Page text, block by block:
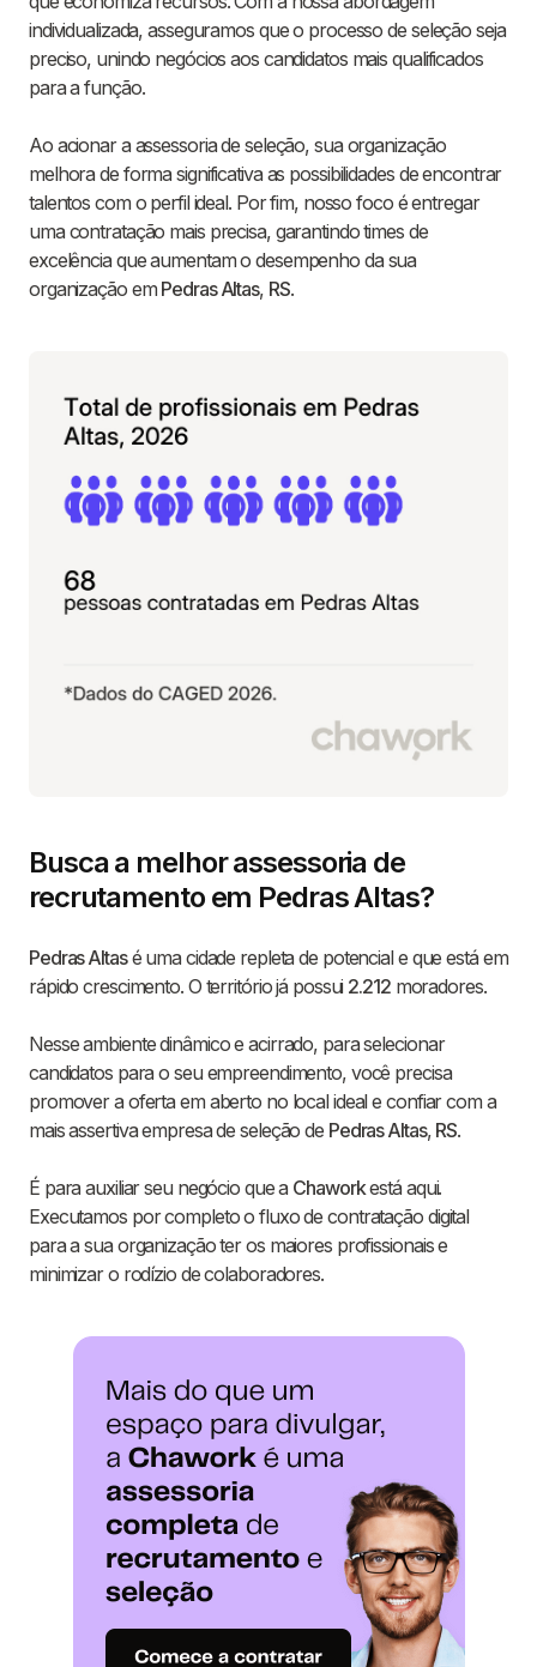
individualizada, asseguramos que o processo de seleção seja
preciso, unindo negócios aos candidatos mais qualificados
para a função.
Ao acionar a assessoria de seleção, sua organização
melhora de forma significativa as possibilidades de encontrar
talentos com o perfil ideal. Por fim, nosso foco é entregar
uma contratação mais precisa, garantindo times de
excelência que aumentam o desempenho da sua
organização em Pedras Altas, RS.
Busca a melhor assessoria de
recrutamento em Pedras Altas?
Pedras Altasé uma cidade repleta de potencial e que está em
rápido crescimento. O território já possui 2.212moradores.
Nesse ambiente dinâmico e acirrado, para selecionar
candidatos para o seu empreendimento, você precisa
promover a oferta em aberto no local ideal e confiar com a
mais assertiva empresa de seleção de Pedras Altas, RS.
É para auxiliar seu negócio que a Chaworkestá aqui.
Executamos por completo o fluxo de contratação digital
para a sua organização ter os maiores profissionais e
minimizar o rodízio de colaboradores.